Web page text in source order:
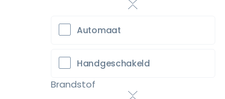
Automaat
Handgeschakeld
Brandstof